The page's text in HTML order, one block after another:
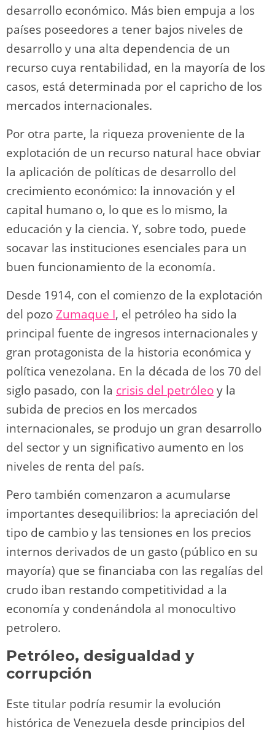
desarrollo económico. Más bien empuja a los
países poseedores a tener bajos niveles de
desarrollo y una alta dependencia de un
recurso cuya rentabilidad, en la mayoría de los
casos, está determinada por el capricho de los
mercados internacionales.
Por otra parte, la riqueza proveniente de la
explotación de un recurso natural hace obviar
la aplicación de políticas de desarrollo del
crecimiento económico: la innovación y el
capital humano o, lo que es lo mismo, la
educación y la ciencia. Y, sobre todo, puede
socavar las instituciones esenciales para un
buen funcionamiento de la economía.
Desde 1914, con el comienzo de la explotación
del pozoZumaque I, el petróleo ha sido la
principal fuente de ingresos internacionales y
gran protagonista de la historia económica y
política venezolana. En la década de los 70 del
siglo pasado, con la crisis del petróleoy la
subida de precios en los mercados
internacionales, se produjo un gran desarrollo
del sector y un significativo aumento en los
niveles de renta del país.
Pero también comenzaron a acumularse
importantes desequilibrios: la apreciación del
tipo de cambio y las tensiones en los precios
internos derivados de un gasto (público en su
mayoría) que se financiaba con las regalías del
crudo iban restando competitividad a la
economía y condenándola al monocultivo
petrolero.
Petróleo, desigualdad y
corrupción
Este titular podría resumir la evolución
histórica de Venezuela desde principios del